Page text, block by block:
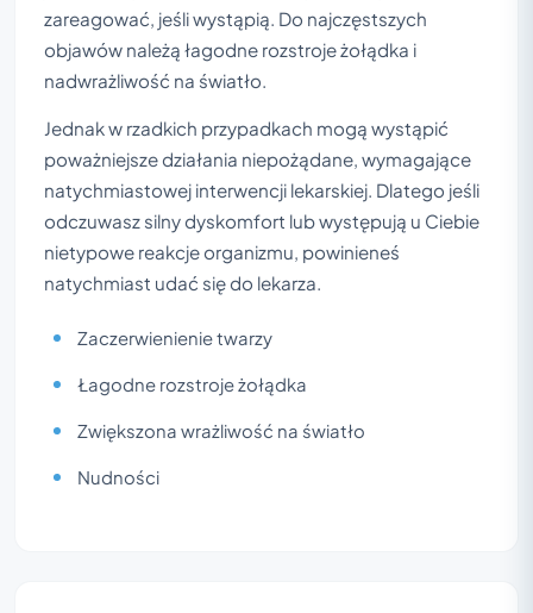
zareagować, jeśli wystąpią. Do najczęstszych
objawów należą łagodne rozstroje żołądka i
nadwrażliwość na światło.
Jednak w rzadkich przypadkach mogą wystąpić
poważniejsze działania niepożądane, wymagające
natychmiastowej interwencji lekarskiej. Dlatego jeśli
odczuwasz silny dyskomfort lub występują u Ciebie
nietypowe reakcje organizmu, powinieneś
natychmiast udać się do lekarza.
Zaczerwienienie twarzy
Łagodne rozstroje żołądka
Zwiększona wrażliwość na światło
Nudności